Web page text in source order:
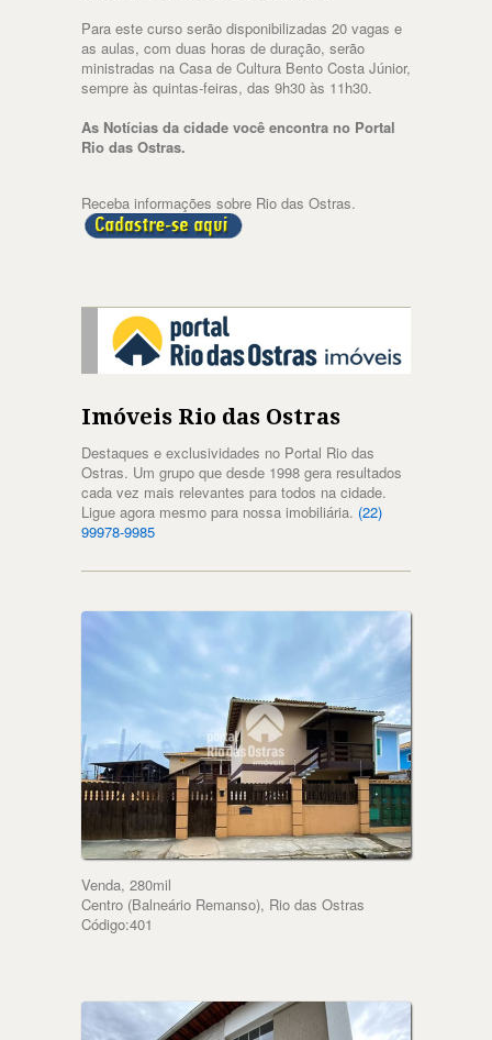
Para este curso serão disponibilizadas 20 vagas e
as aulas, com duas horas de duração, serão
ministradas na Casa de Cultura Bento Costa Júnior,
sempre às quintas-feiras, das 9h30 às 11h30.
As Notícias da cidade você encontra no Portal
Rio das Ostras.
Receba informações sobre Rio das Ostras.
Imóveis Rio das Ostras
Destaques e exclusividades no Portal Rio das
Ostras. Um grupo que desde 1998 gera resultados
cada vez mais relevantes para todos na cidade.
Ligue agora mesmo para nossa imobiliária. (22)
99978-9985
Venda, 280mil
Centro (Balneário Remanso), Rio das Ostras
Código:401